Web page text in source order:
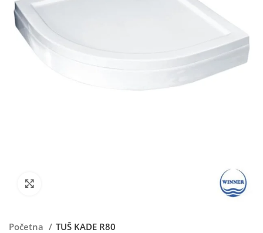
Početna TUŠ KADE R80